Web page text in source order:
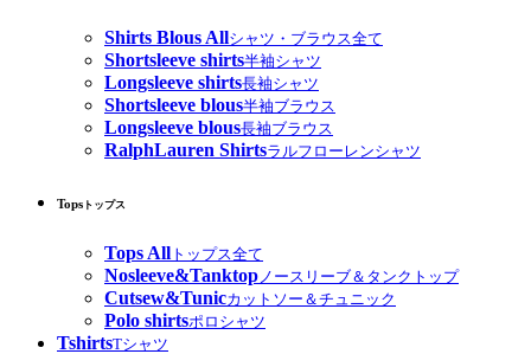
Shirts Blous Allシャツ・ブラウス全て
Shortsleeve shirts半袖シャツ
Longsleeve shirts長袖シャツ
Shortsleeve blous半袖ブラウス
Longsleeve blous長袖ブラウス
RalphLauren Shirtsラルフローレンシャツ
Tops トップス
Tops All トップス全て
Nosleeve&Tanktop ノースリーブ＆タンクトップ
Cutsew&Tunicカットソー＆チュニック
Polo shirtsポロシャツ
TshirtsTシャツ